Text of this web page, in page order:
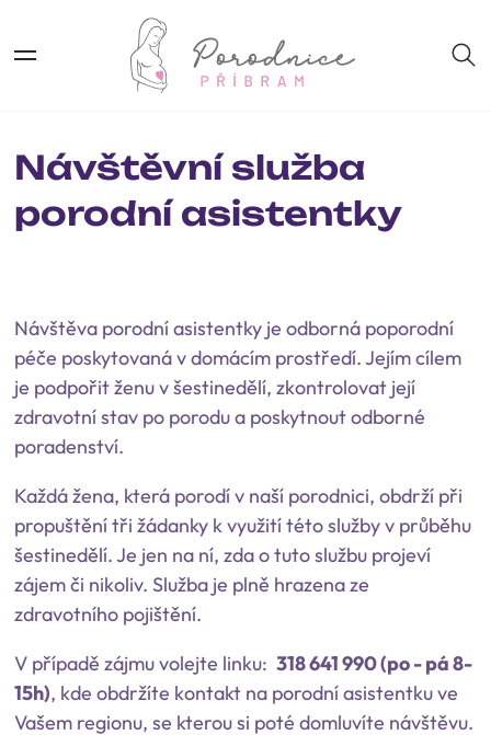
Návštěvní služba
porodní asistentky
Návštěva porodní asistentky je odborná poporodní
péče poskytovaná v domácím prostředí. Jejím cílem
je podpořit ženu v šestinedělí, zkontrolovat její
zdravotní stav po porodu a poskytnout odborné
poradenství.
Každá žena, která porodí v naší porodnici, obdrží při
propuštění tři žádanky k využití této služby v průběhu
šestinedělí. Je jen na ní, zda o tuto službu projeví
zájem či nikoliv. Služba je plně hrazena ze
zdravotního pojištění.
V případě zájmu volejte linku:318 641 990 (po - pá 8-
15h), kde obdržíte kontakt na porodní asistentku ve
Vašem regionu, se kterou si poté domluvíte návštěvu.